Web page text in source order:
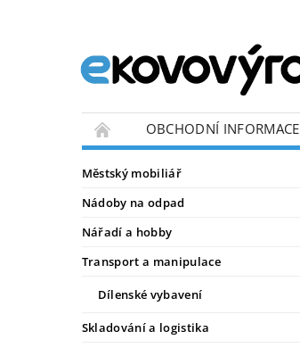
OBCHODNÍ INFORMACE
Městský mobiliář
Nádoby na odpad
Nářadí a hobby
Transport a manipulace
Dílenské vybavení
Skladování a logistika